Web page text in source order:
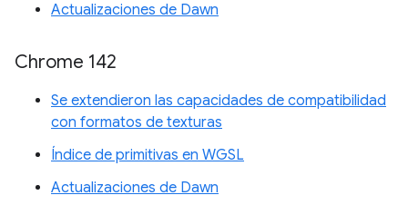
Actualizaciones de Dawn
Chrome 142
Se extendieron las capacidades de compatibilidad
con formatos de texturas
Índice de primitivas en WGSL
Actualizaciones de Dawn